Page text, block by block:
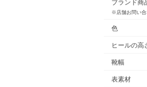
※店舗お問い
色
ヒールの高
靴幅
表素材